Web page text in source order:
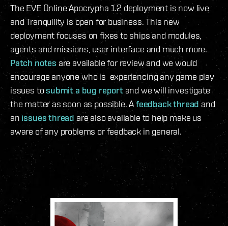
The EVE Online Apocrypha 1.2 deployment is now live
and Tranquility is open for business. This new
deployment focuses on fixes to ships and modules,
agents and missions, user interface and much more.
Patch notes are available for review and we would
encourage anyone who is experiencing any game play
issues tosubmit a bug report and we will investigate
the matter as soon as possible. Afeedback threadand
an issues threadare also available to help make us
aware of any problems or feedback in general.